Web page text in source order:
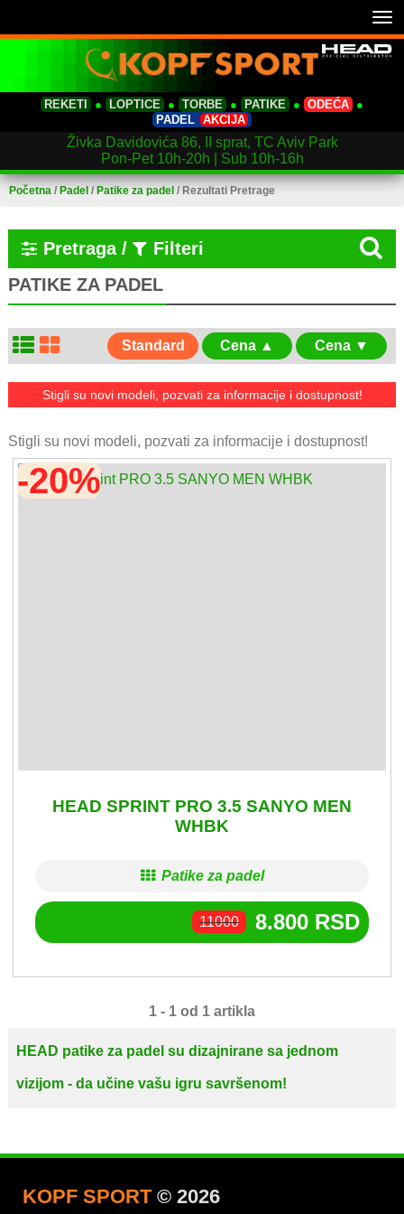
REKETI ● LOPTICE ● TORBE ● PATIKE ● ODEĆA ●
PADEL AKCIJA
Živka Davidovića 86, II sprat, TC Aviv Park
Pon-Pet 10h-20h | Sub 10h-16h
Početna /Padel /Patike za padel / Rezultati Pretrage
Pretraga /
Filteri
PATIKE ZA PADEL
Standard Cena ▲ Cena ▼
Stigli su novi modeli, pozvati za informacije i dostupnost!
Stigli su novi modeli, pozvati za informacije i dostupnost!
HEAD SPRINT PRO 3.5 SANYO MEN
WHBK
Patike za padel
11000 8.800 RSD
-20%
1 - 1 od 1 artikla
HEAD patike za padel su dizajnirane sa jednom
vizijom - da učine vašu igru savršenom!
KOPF SPORT© 2026